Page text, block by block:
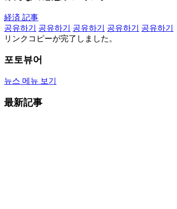
経済 記事
공유하기
공유하기 공유하기 공유하기
공유하기
リンクコピーが完了しました。
포토뷰어
뉴스 메뉴 보기
最新記事